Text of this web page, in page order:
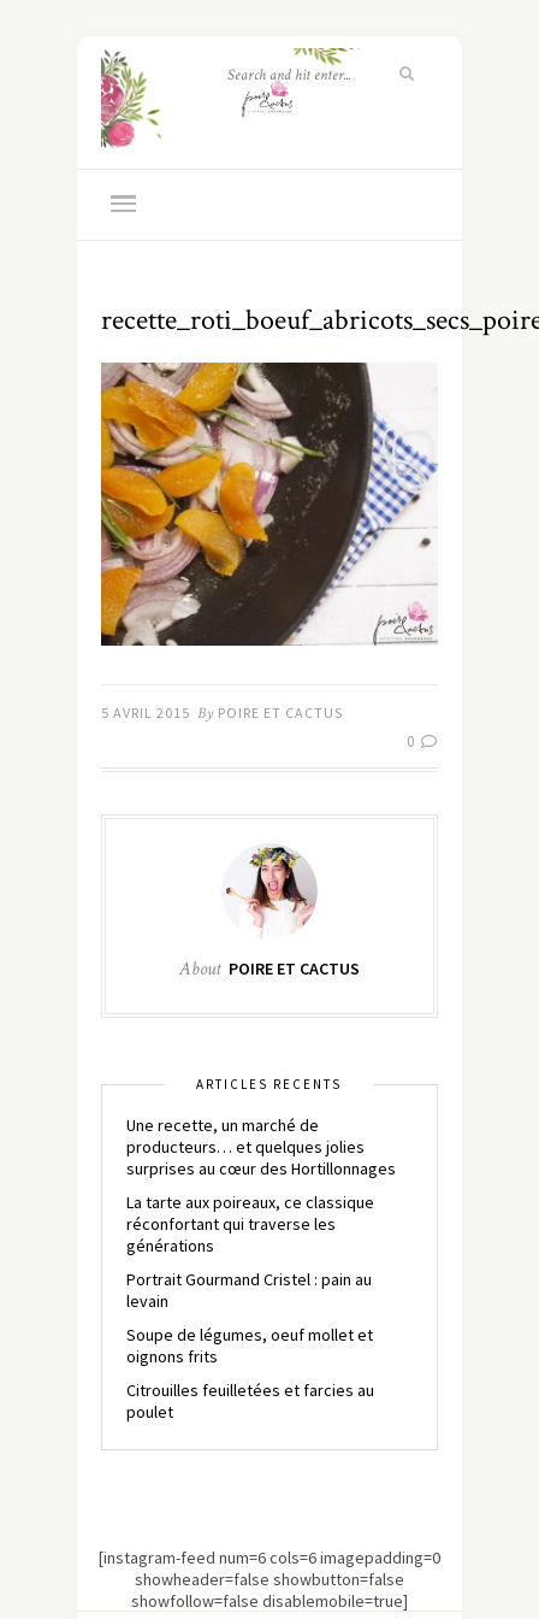
5 AVRIL 2015 By POIRE ET CACTUS
0
About POIRE ET CACTUS
ARTICLES RÉCENTS
Une recette, un marché de
producteurs… et quelques jolies
surprises au cœur des Hortillonnages
La tarte aux poireaux, ce classique
réconfortant qui traverse les
générations
Portrait Gourmand Cristel : pain au
levain
Soupe de légumes, oeuf mollet et
oignons frits
Citrouilles feuilletées et farcies au
poulet
[instagram-feed num=6 cols=6 imagepadding=0
showheader=false showbutton=false
showfollow=false disablemobile=true]